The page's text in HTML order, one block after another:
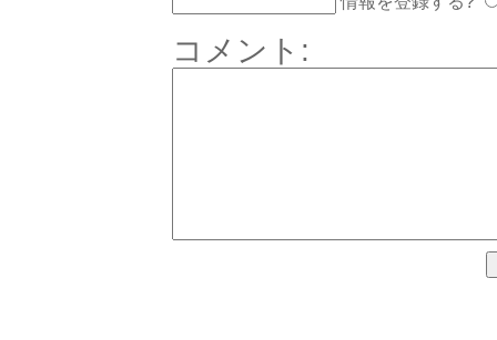
コメント: